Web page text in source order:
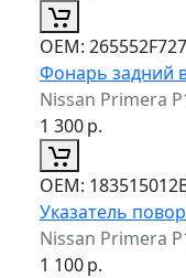
ОЕМ: 265552F727
Фонарь задний
Nissan Primera
1 300р.
ОЕМ:
Указатель
Nissan Primera
1 100р.